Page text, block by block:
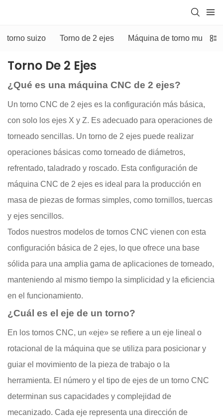
torno suizo Torno de 2 ejes Máquina de torno
Torno De 2 Ejes
¿Qué es una máquina CNC de 2 ejes?
Un torno CNC de 2 ejes es la configuración más básica,
con solo los ejes X y Z. Es adecuado para operaciones de
torneado sencillas. Un torno de 2 ejes puede realizar
operaciones básicas como torneado de diámetros,
refrentado, taladrado y roscado. Esta configuración de
máquina CNC de 2 ejes es ideal para la producción en
masa de piezas de formas simples, como tornillos, tuercas
y ejes sencillos.
Todos nuestros modelos de tornos CNC vienen con esta
configuración básica de 2 ejes, lo que ofrece una base
sólida para una amplia gama de aplicaciones de torneado,
manteniendo al mismo tiempo la simplicidad y la eficiencia
en el funcionamiento.
¿Cuál es el eje de un torno?
En los tornos CNC, un «eje» se refiere a un eje lineal o
rotacional de la máquina que se utiliza para posicionar y
guiar el movimiento de la pieza de trabajo o la
herramienta. El número y el tipo de ejes de un torno CNC
determinan sus capacidades y complejidad de
mecanizado. Cada eje representa una dirección de